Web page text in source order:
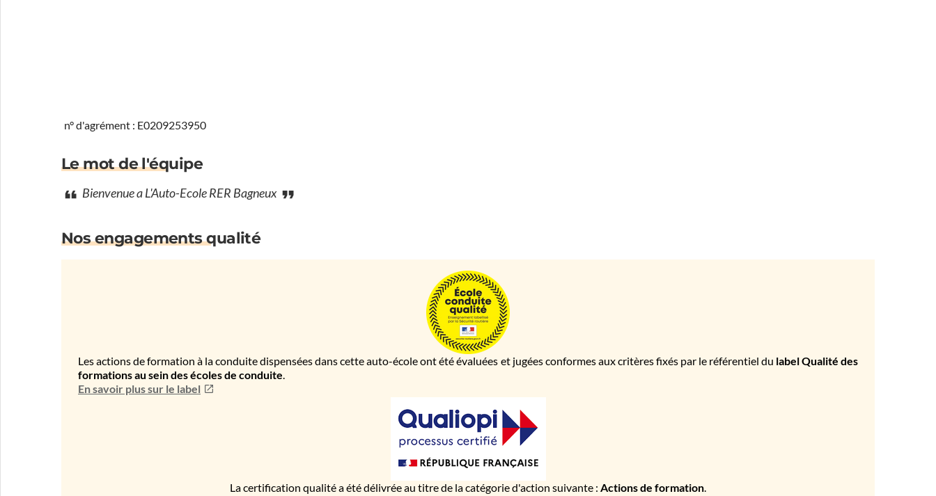
n° d'agrément : E0209253950
Le mot de l'équipe
Bienvenue a L'Auto-Ecole RER Bagneux
Nos engagements qualité
Les actions de formation à la conduite dispensées dans cette auto-école ont été évaluées et jugées conformes aux critères fixés par le référentiel du label Qualité des
formations au sein des écoles de conduite.
En savoir plus sur le label
La certification qualité a été délivrée au titre de la catégorie d'action suivante : Actions de formation.